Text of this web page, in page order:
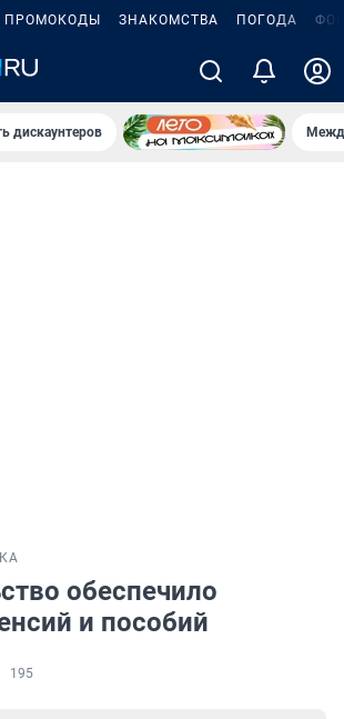
ПРОМОКОДЫ ЗНАКОМСТВА ПОГОДА
дискаунтеров
обеспечило
и пособий
195